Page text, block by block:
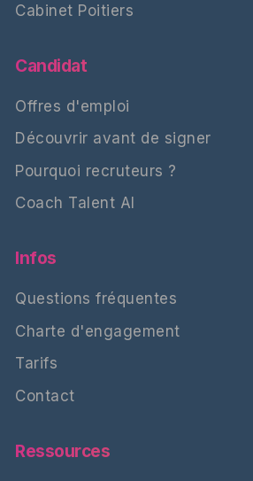
Cabinet Poitiers
Candidat
Offres d'emploi
Découvrir avant de signer
Pourquoi recruteurs ?
Coach Talent AI
Infos
Questions fréquentes
Charte d'engagement
Tarifs
Contact
Ressources